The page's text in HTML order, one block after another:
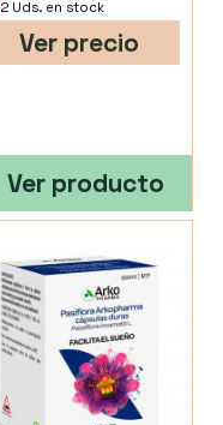
2 Uds. en stock
Ver precio
Ver producto